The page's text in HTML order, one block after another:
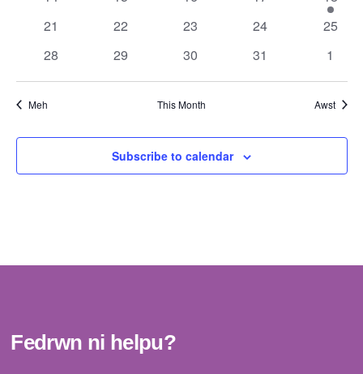
event
0
21
0
22
0
23
0
24
0
25
0
28
0
29
0
30
0
31
0
1
Meh This Month Awst
Subscribe to calendar
Fedrwn ni helpu?